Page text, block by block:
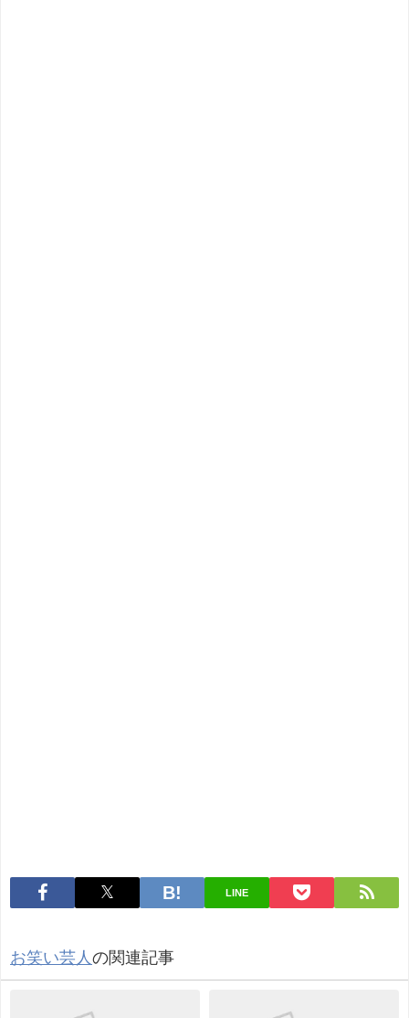
LINE
お笑い芸人 の関連記事